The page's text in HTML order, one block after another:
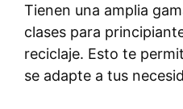
Tienen una amplia
clases para
reciclaje. Esto te
se adapte a tus